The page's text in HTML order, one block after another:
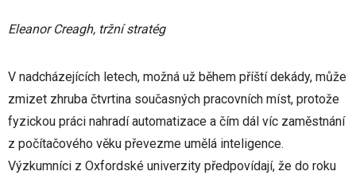
Eleanor Creagh, tržní stratég
V nadcházejících letech, možná už během příští dekády, může
zmizet zhruba čtvrtina současných pracovních míst, protože
fyzickou práci nahradí automatizace a čím dál víc zaměstnání
z počítačového věku převezme umělá inteligence.
Výzkumníci z Oxfordské univerzity předpovídají, že do roku